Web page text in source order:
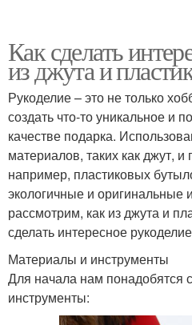
Как сделать
из джута и
Рукоделие – это не только
создать что-то уникальное и
качестве подарка.
материалов, таких как джут, и
например, пластиковых
экологичные и оригинальные
рассмотрим, как из джута и
сделать интересное
Материалы и инструменты
Для начала нам
инструменты: